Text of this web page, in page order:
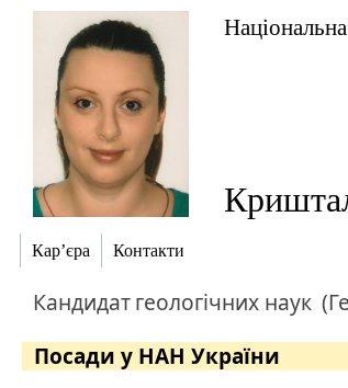
Кар’єра Контакти
Кандидатгеологічних наук
Посади у НАН України